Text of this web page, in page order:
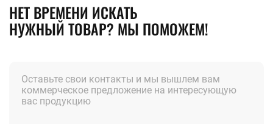
НЕТ ВРЕМЕНИ ИСКАТЬ
НУЖНЫЙ ТОВАР? МЫ ПОМОЖЕМ!
Оставьте свои контакты и мы вышлем вам
коммерческое предложение на интересующую
вас продукцию